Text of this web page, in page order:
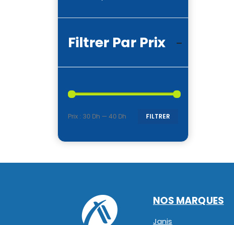
Filtrer Par Prix
FILTRER
Prix : 30 Dh — 40 Dh
NOS MARQUES
Janis